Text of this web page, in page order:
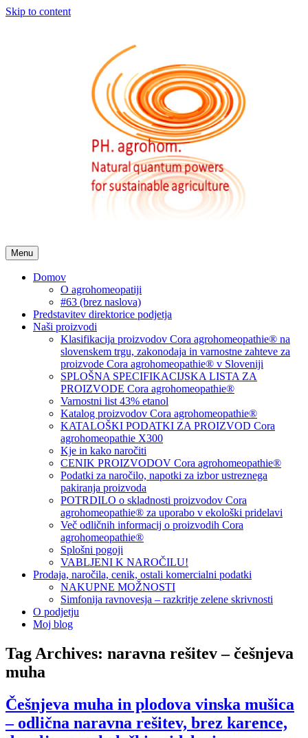
Skip to content
Menu
Domov
O agrohomeopatiji
#63 (brez naslova)
Predstavitev direktorice podjetja
Naši proizvodi
Klasifikacija proizvodov Cora agrohomeopathie® na
slovenskem trgu, zakonodaja in varnostne zahteve za
proizvode Cora agrohomeopathie® v Sloveniji
SPLOŠNA SPECIFIKACIJSKA LISTA ZA
PROIZVODE Cora agrohomeopathie®
Varnostni list 43% etanol
Katalog proizvodov Cora agrohomeopathie®
KATALOŠKI PODATKI ZA PROIZVOD Cora
agrohomeopathie X300
Kje in kako naročiti
CENIK PROIZVODOV Cora agrohomeopathie®
Podatki za naročilo, napotki za izbor ustreznega
pakiranja proizvoda
POTRDILO o skladnosti proizvodov Cora
agrohomeopathie® za uporabo v ekološki pridelavi
Več odličnih informacij o proizvodih Cora
agrohomeopathie®
Splošni pogoji
VABLJENI K NAROČILU!
Prodaja, naročila, cenik, ostali komercialni podatki
NAKUPNE MOŽNOSTI
Simfonija ravnovesja – razkritje zelene skrivnosti
O podjetju
Moj blog
Tag Archives: naravna rešitev – češnjeva
muha
Češnjeva muha in plodova vinska mušica
– odlična naravna rešitev, brez karence,